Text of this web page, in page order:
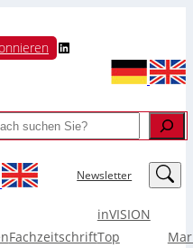
LinkedIn
Newsletter LinkedIn
Fachzeitschrift
inVISION
Top